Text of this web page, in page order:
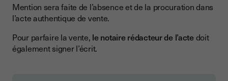
Mention sera faite de l’absence et de la procuration dans
l’acte authentique de vente.
Pour parfaire la vente, le notaire rédacteur de l’actedoit
également signer l’écrit.